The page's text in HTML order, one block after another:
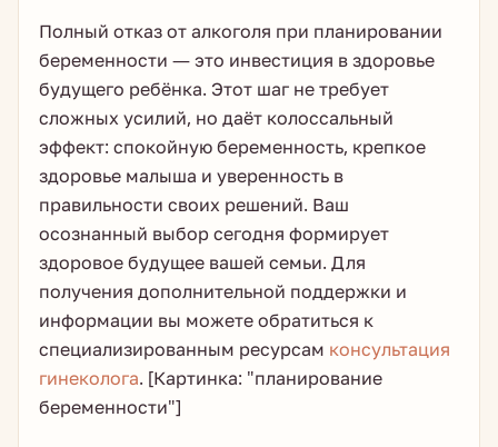
Полный отказ от алкоголя при планировании
беременности — это инвестиция в здоровье
будущего ребёнка. Этот шаг не требует
сложных усилий, но даёт колоссальный
эффект: спокойную беременность, крепкое
здоровье малыша и уверенность в
правильности своих решений. Ваш
осознанный выбор сегодня формирует
здоровое будущее вашей семьи. Для
получения дополнительной поддержки и
информации вы можете обратиться к
специализированным ресурсам консультация
гинеколога. [Картинка: "планирование
беременности"]